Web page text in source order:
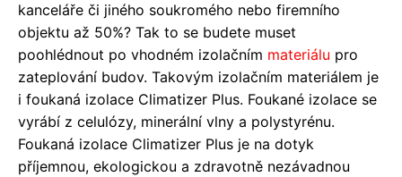
kanceláře či jiného soukromého nebo firemního
objektu až 50%? Tak to se budete muset
poohlédnout po vhodném izolačním materiálu pro
zateplování budov. Takovým izolačním materiálem je
i foukaná izolace Climatizer Plus. Foukané izolace se
vyrábí z celulózy, minerální vlny a polystyrénu.
Foukaná izolace Climatizer Plus je na dotyk
příjemnou, ekologickou a zdravotně nezávadnou